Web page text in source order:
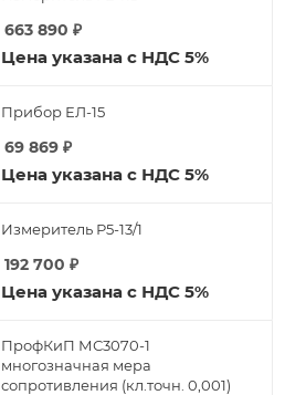
663 890 ₽
Цена указана с НДС 5%
Прибор ЕЛ-15
69 869 ₽
Цена указана с НДС 5%
Измеритель Р5-13/1
192 700 ₽
Цена указана с НДС 5%
ПрофКиП МС3070-1
многозначная мера
сопротивления (кл.точн. 0,001)